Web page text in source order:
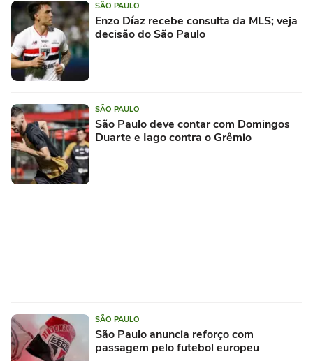
SÃO PAULO
Enzo Díaz recebe consulta da MLS; veja
decisão do São Paulo
SÃO PAULO
São Paulo deve contar com Domingos
Duarte e Iago contra o Grêmio
SÃO PAULO
São Paulo anuncia reforço com
passagem pelo futebol europeu